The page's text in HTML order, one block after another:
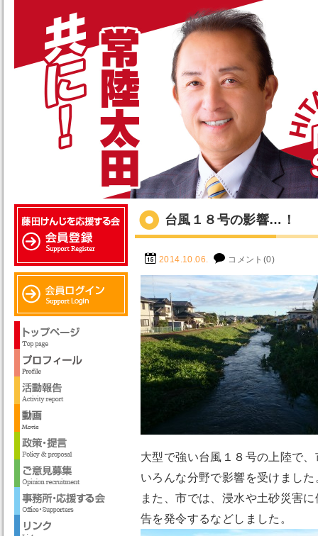
台風１８号の影響…！
2014.10.06. コメント(0)
大型で強い台風１８号の上陸で
いろんな分野で影響を受けました
また、市では、浸水や土砂災害
告を発令するなどしました。